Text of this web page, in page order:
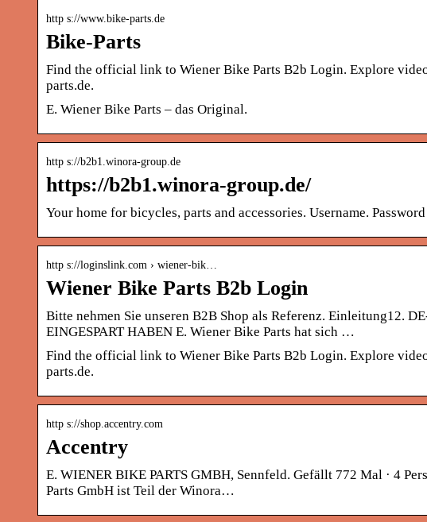
http s://www.bike-parts.de
Bike-Parts
Find the official link to Wiener Bike Parts B2b Login. Explore
parts.de.
E. Wiener Bike Parts – das Original.
http s://b2b1.winora-group.de
https://b2b1.winora-group.de/
Your home for bicycles, parts and accessories. Username.
http s://loginslink.com › wiener-bik…
Wiener Bike Parts B2b Login
Bitte nehmen Sie unseren B2B Shop als Referenz. Einleitung12.
EINGESPART HABEN E. Wiener Bike Parts hat sich …
Find the official link to Wiener Bike Parts B2b Login. Explore
parts.de.
http s://shop.accentry.com
Accentry
E. WIENER BIKE PARTS GMBH, Sennfeld. Gefällt 772 Mal · 4
Parts GmbH ist Teil der Winora…